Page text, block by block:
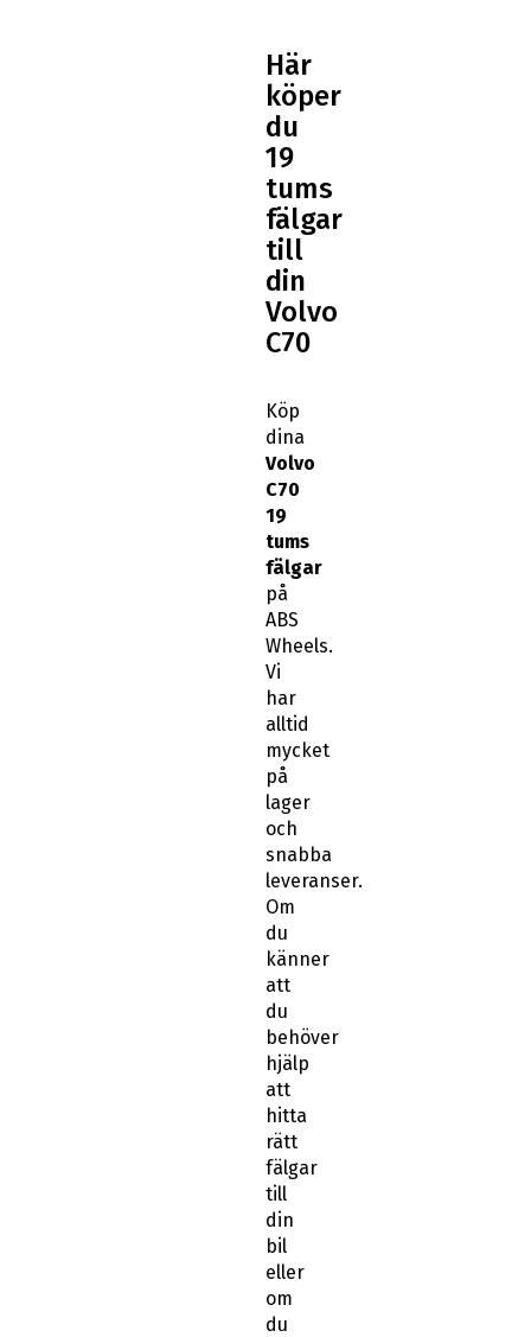
Här
köper
du
19
tums
fälgar
till
din
Volvo
C70
Köp
dina
Volvo
C70
19
tums
fälgar
på
ABS
Wheels.
Vi
har
alltid
mycket
på
lager
och
snabba
leveranser.
Om
du
känner
att
du
behöver
hjälp
att
hitta
rätt
fälgar
till
din
bil
eller
om
du